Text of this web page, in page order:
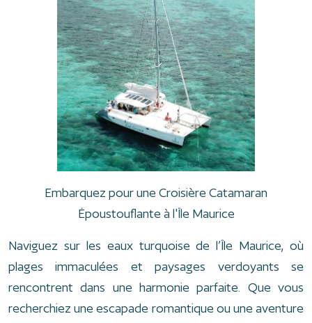
Embarquez pour une Croisière Catamaran
Époustouflante à l'Île Maurice
Naviguez sur les eaux turquoise de l’Île Maurice, où
plages immaculées et paysages verdoyants se
rencontrent dans une harmonie parfaite. Que vous
recherchiez une escapade romantique ou une aventure